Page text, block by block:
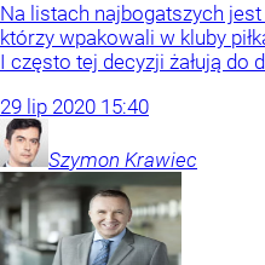
Na listach najbogatszych
którzy wpakowali w kluby
I często tej decyzji żałują do
29 lip 2020 15:40
Szymon Krawiec